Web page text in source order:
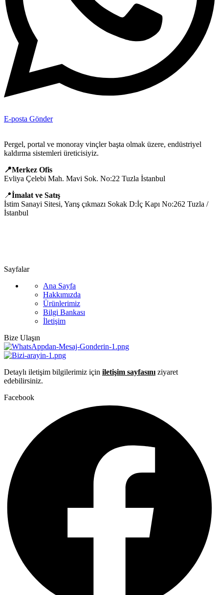
E-posta Gönder
Pergel, portal ve monoray vinçler başta olmak üzere, endüstriyel
kaldırma sistemleri üreticisiyiz.
📍Merkez Ofis
Evliya Çelebi Mah. Mavi Sok. No:22 Tuzla İstanbul
📍İmalat ve Satış
İstim Sanayi Sitesi, Yarış çıkmazı Sokak D:İç Kapı No:262 Tuzla /
İstanbul
Sayfalar
Ana Sayfa
Hakkımızda
Ürünlerimiz
Bilgi Bankası
İletişim
Bize Ulaşın
Detaylı iletişim bilgilerimiz için iletişim sayfasını ziyaret
edebilirsiniz.
Facebook